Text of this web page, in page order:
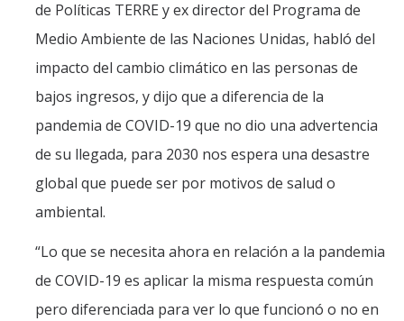
de Políticas TERRE y ex director del Programa de
Medio Ambiente de las Naciones Unidas, habló del
impacto del cambio climático en las personas de
bajos ingresos, y dijo que a diferencia de la
pandemia de COVID-19 que no dio una advertencia
de su llegada, para 2030 nos espera una desastre
global que puede ser por motivos de salud o
ambiental.
“Lo que se necesita ahora en relación a la pandemia
de COVID-19 es aplicar la misma respuesta común
pero diferenciada para ver lo que funcionó o no en